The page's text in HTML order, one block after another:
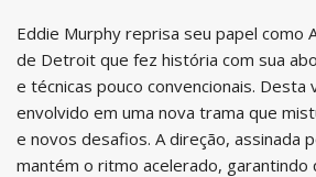
Eddie Murphy reprisa seu papel como
de Detroit que fez história com sua
e técnicas pouco convencionais. Desta
envolvido em uma nova trama que
e novos desafios. A direção, assinada
mantém o ritmo acelerado, garantindo